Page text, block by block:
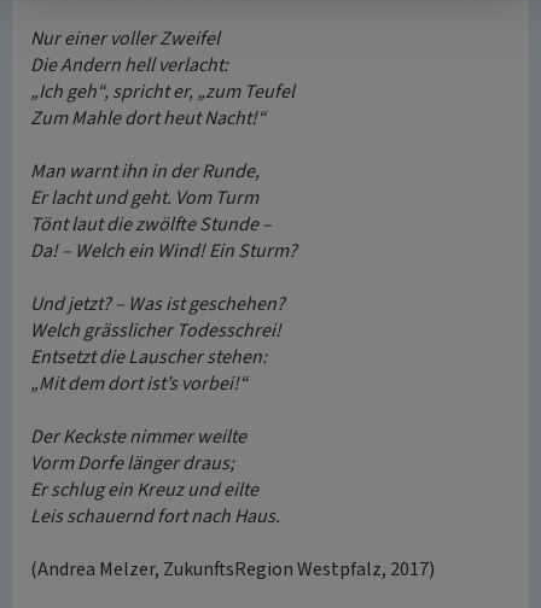
Nur einer voller Zweifel
Die Andern hell verlacht:
„Ich geh“, spricht er, „zum Teufel
Zum Mahle dort heut Nacht!“
Man warnt ihn in der Runde,
Er lacht und geht. Vom Turm
Tönt laut die zwölfte Stunde –
Da! – Welch ein Wind! Ein Sturm?
Und jetzt? – Was ist geschehen?
Welch grässlicher Todesschrei!
Entsetzt die Lauscher stehen:
„Mit dem dort ist’s vorbei!“
Der Keckste nimmer weilte
Vorm Dorfe länger draus;
Er schlug ein Kreuz und eilte
Leis schauernd fort nach Haus.
(Andrea Melzer, ZukunftsRegion Westpfalz, 2017)